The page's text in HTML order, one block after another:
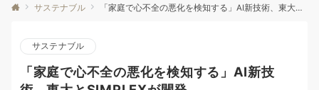
サステナブル 「家庭で心不全の悪化を検知する」AI新技術、東大とSIMPLEXが開発。
サステナブル
「家庭で心不全の悪化を検知する」AI新技